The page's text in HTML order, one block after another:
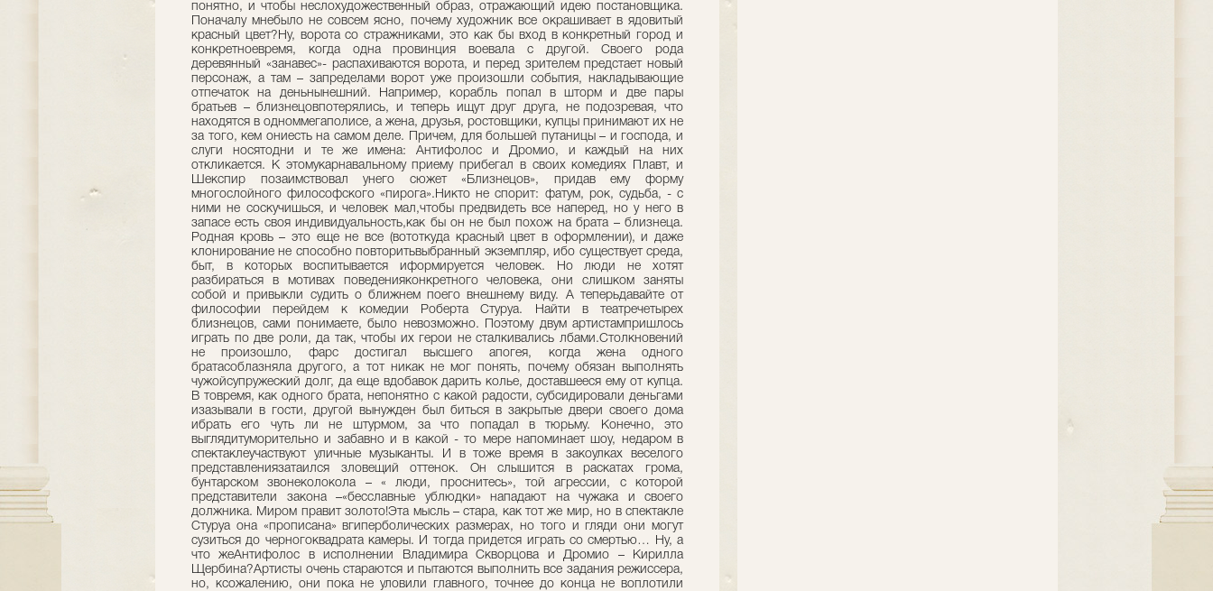
понятно, и чтобы неслохудожественный образ, отражающий идею постановщика.
Поначалу мнебыло не совсем ясно, почему художник все окрашивает в ядовитый
красный цвет?Ну, ворота со стражниками, это как бы вход в конкретный город и
конкретноевремя, когда одна провинция воевала с другой. Своего рода
деревянный «занавес»- распахиваются ворота, и перед зрителем предстает новый
персонаж, а там – запределами ворот уже произошли события, накладывающие
отпечаток на деньнынешний. Например, корабль попал в шторм и две пары
братьев – близнецовпотерялись, и теперь ищут друг друга, не подозревая, что
находятся в одноммегаполисе, а жена, друзья, ростовщики, купцы принимают их не
за того, кем ониесть на самом деле. Причем, для большей путаницы – и господа, и
слуги носятодни и те же имена: Антифолос и Дромио, и каждый на них
откликается. К этомукарнавальному приему прибегал в своих комедиях Плавт, и
Шекспир позаимствовал унего сюжет «Близнецов», придав ему форму
многослойного философского «пирога».Никто не спорит: фатум, рок, судьба, - с
ними не соскучишься, и человек мал,чтобы предвидеть все наперед, но у него в
запасе есть своя индивидуальность,как бы он не был похож на брата – близнеца.
Родная кровь – это еще не все (вототкуда красный цвет в оформлении), и даже
клонирование не способно повторитьвыбранный экземпляр, ибо существует среда,
быт, в которых воспитывается иформируется человек. Но люди не хотят
разбираться в мотивах поведенияконкретного человека, они слишком заняты
собой и привыкли судить о ближнем поего внешнему виду. А теперьдавайте от
философии перейдем к комедии Роберта Стуруа. Найти в театречетырех
близнецов, сами понимаете, было невозможно. Поэтому двум артистампришлось
играть по две роли, да так, чтобы их герои не сталкивались лбами.Столкновений
не произошло, фарс достигал высшего апогея, когда жена одного
братасоблазняла другого, а тот никак не мог понять, почему обязан выполнять
чужойсупружеский долг, да еще вдобавок дарить колье, доставшееся ему от купца.
В товремя, как одного брата, непонятно с какой радости, субсидировали деньгами
изазывали в гости, другой вынужден был биться в закрытые двери своего дома
ибрать его чуть ли не штурмом, за что попадал в тюрьму. Конечно, это
выглядитуморительно и забавно и в какой - то мере напоминает шоу, недаром в
спектаклеучаствуют уличные музыканты. И в тоже время в закоулках веселого
представлениязатаился зловещий оттенок. Он слышится в раскатах грома,
бунтарском звонеколокола – « люди, проснитесь», той агрессии, с которой
представители закона –«бесславные ублюдки» нападают на чужака и своего
должника. Миром правит золото!Эта мысль – стара, как тот же мир, но в спектакле
Стуруа она «прописана» вгиперболических размерах, но того и гляди они могут
сузиться до черногоквадрата камеры. И тогда придется играть со смертью… Ну, а
что жеАнтифолос в исполнении Владимира Скворцова и Дромио – Кирилла
Щербина?Артисты очень стараются и пытаются выполнить все задания режиссера,
но, ксожалению, они пока не уловили главного, точнее до конца не воплотили